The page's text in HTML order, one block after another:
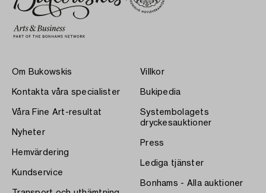
Om Bukowskis
Kontakta våra specialister
Våra Fine Art-resultat
Nyheter
Hemvärdering
Kundservice
Villkor
Bukipedia
Systembolagets
dryckesauktioner
Press
Lediga tjänster
Bonhams - Alla auktioner